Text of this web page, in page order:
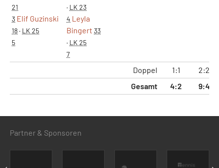
21
3 Elif Guzinski
18· LK 25
5
· LK 23
4 Leyla
Bingert 33
· LK 25
7
Doppel 1:1
2:2
Gesamt
4:2 9:4
Partner & Sponsoren